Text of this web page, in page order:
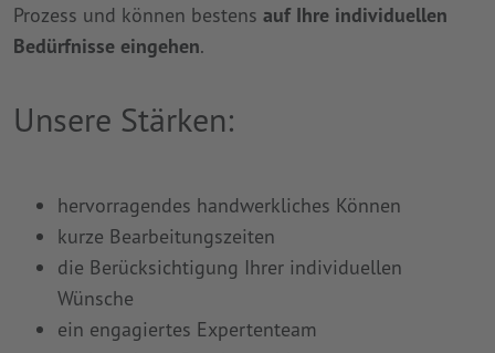
Prozess und können bestens auf Ihre individuellen
Bedürfnisse eingehen.
Unsere Stärken:
hervorragendes handwerkliches Können
kurze Bearbeitungszeiten
die Berücksichtigung Ihrer individuellen
Wünsche
ein engagiertes Expertenteam